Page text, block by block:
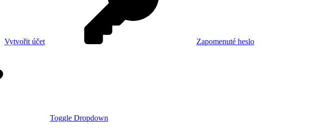
Vytvořit účet Zapomenuté heslo
Toggle Dropdown